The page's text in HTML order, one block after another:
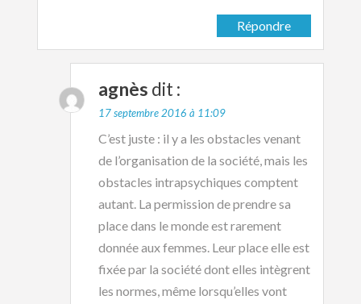
Répondre
agnès dit :
17 septembre 2016 à 11:09
C’est juste : il y a les obstacles venant
de l’organisation de la société, mais les
obstacles intrapsychiques comptent
autant. La permission de prendre sa
place dans le monde est rarement
donnée aux femmes. Leur place elle est
fixée par la société dont elles intègrent
les normes, même lorsqu’elles vont